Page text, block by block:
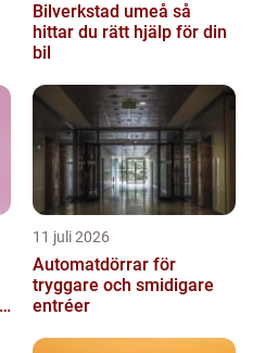
Bilverkstad umeå så
hittar du rätt hjälp för din
bil
11 juli 2026
Automatdörrar för
tryggare och smidigare
entréer